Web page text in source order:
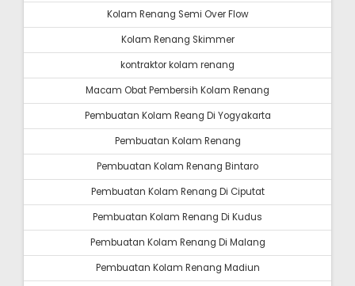
Kolam Renang Semi Over Flow
Kolam Renang Skimmer
kontraktor kolam renang
Macam Obat Pembersih Kolam Renang
Pembuatan Kolam Reang Di Yogyakarta
Pembuatan Kolam Renang
Pembuatan Kolam Renang Bintaro
Pembuatan Kolam Renang Di Ciputat
Pembuatan Kolam Renang Di Kudus
Pembuatan Kolam Renang Di Malang
Pembuatan Kolam Renang Madiun